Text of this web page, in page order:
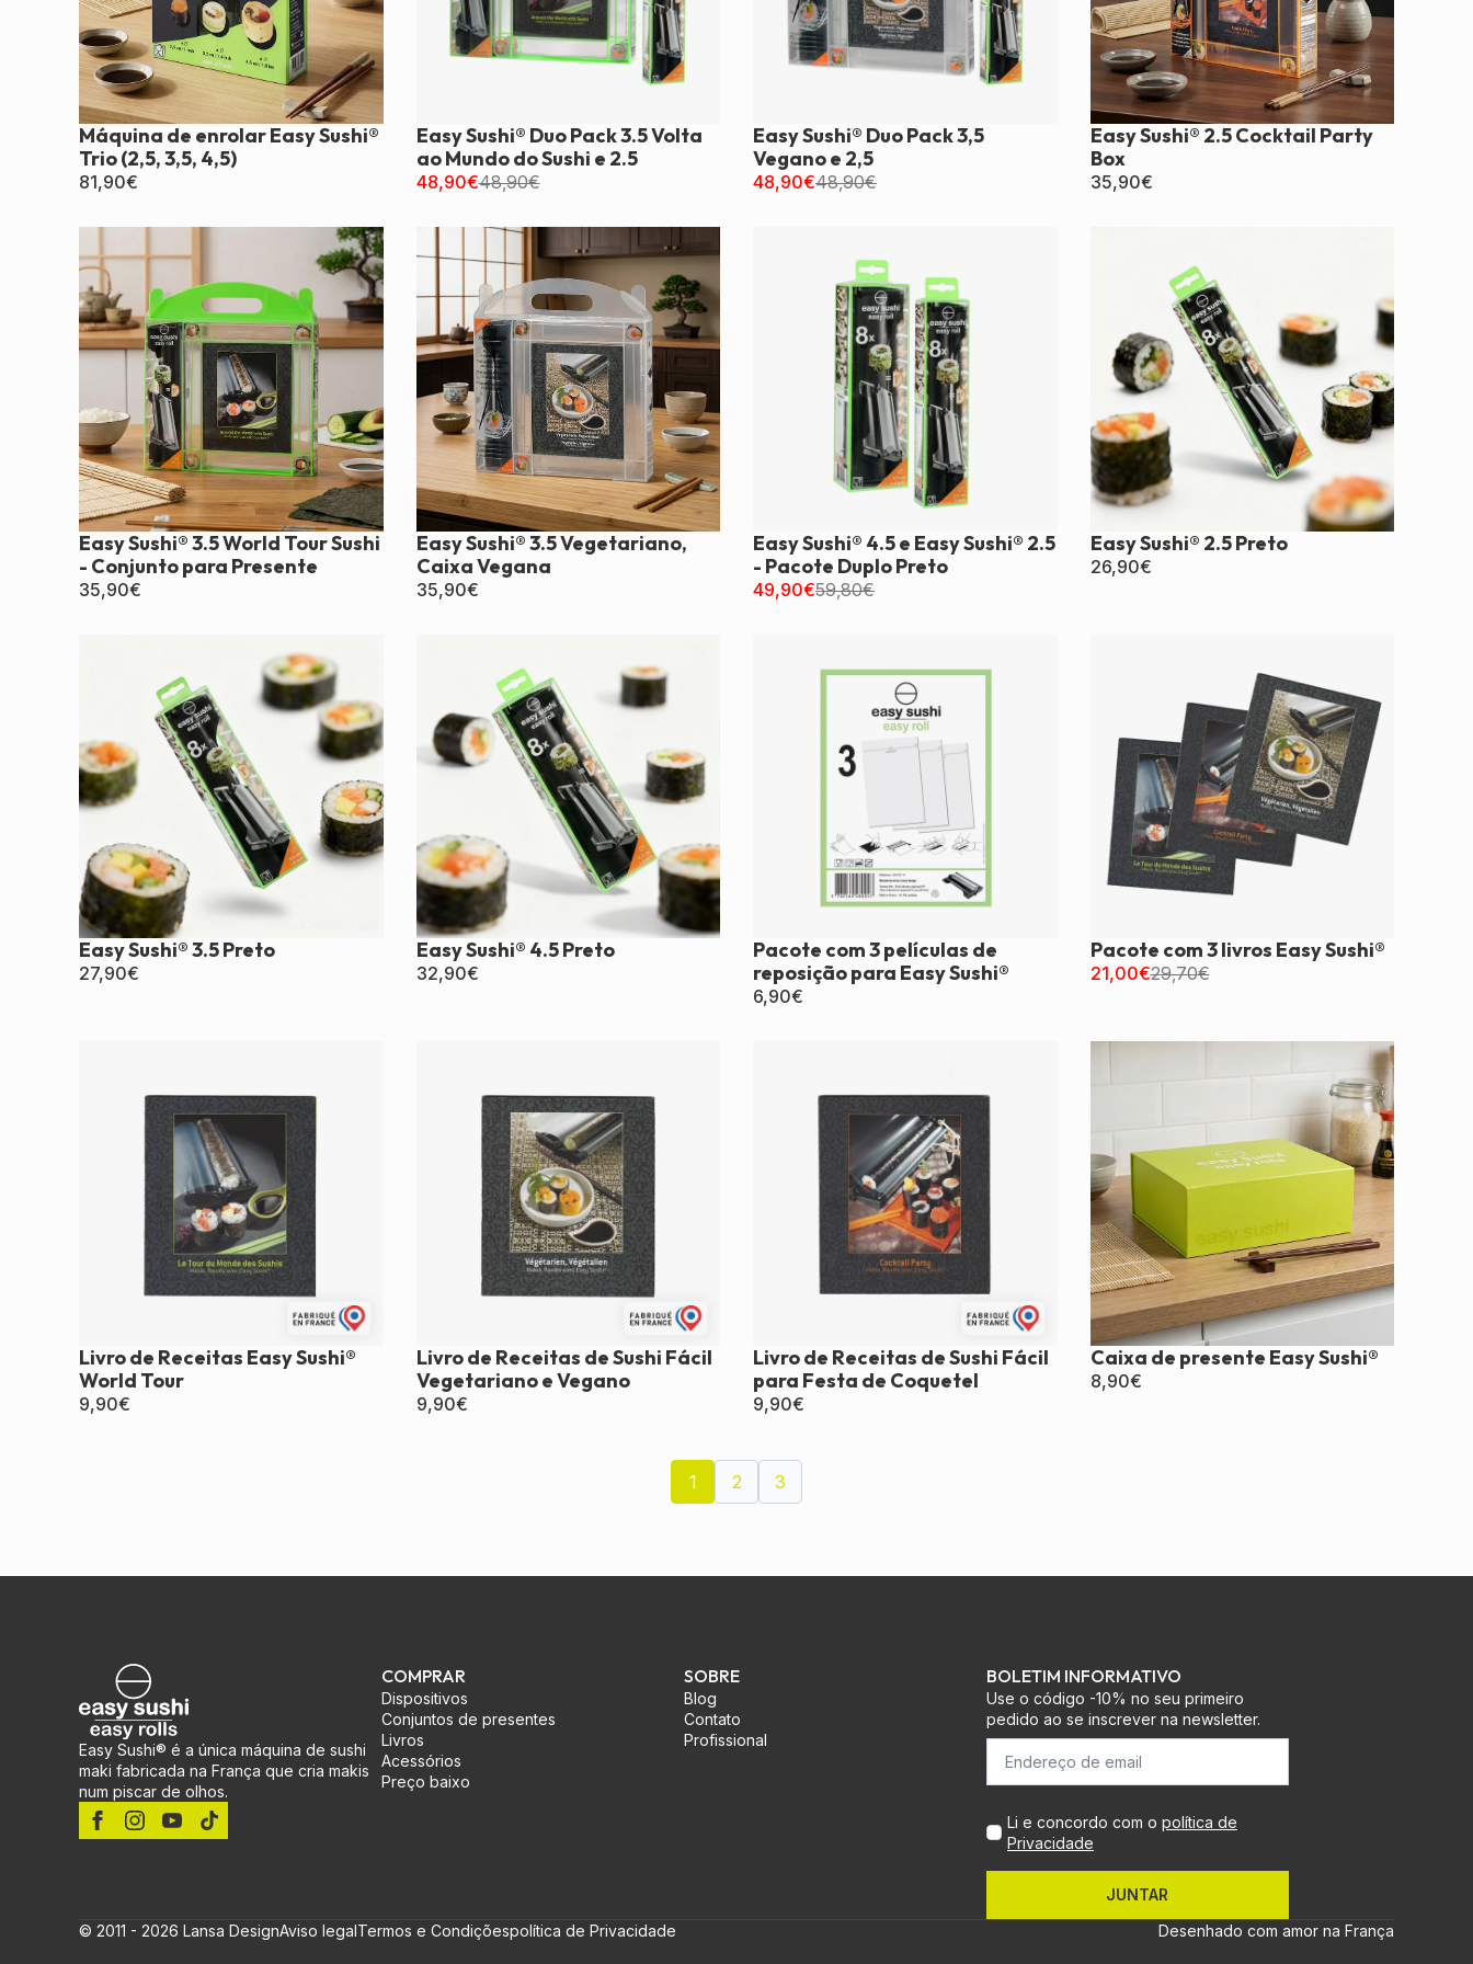
Máquina de enrolar Easy Sushi®
Trio (2,5, 3,5, 4,5)
81,90€
Easy Sushi® Duo Pack 3.5 Volta
ao Mundo do Sushi e 2.5
48,90€48,90€
Easy Sushi® Duo Pack 3,5
Vegano e 2,5
48,90€48,90€
Easy Sushi® 2.5 Cocktail Party
Box
35,90€
Easy Sushi® 3.5 World Tour Sushi
- Conjunto para Presente
35,90€
Easy Sushi® 3.5 Vegetariano,
Caixa Vegana
35,90€
Easy Sushi® 4.5 e Easy Sushi® 2.5
- Pacote Duplo Preto
49,90€59,80€
Easy Sushi® 2.5 Preto
26,90€
Easy Sushi® 3.5 Preto
27,90€
Easy Sushi® 4.5 Preto
32,90€
Pacote com 3 películas de
reposição para Easy Sushi®
6,90€
Pacote com 3 livros Easy Sushi®
21,00€29,70€
Livro de Receitas Easy Sushi®
World Tour
9,90€
Livro de Receitas de Sushi Fácil
Vegetariano e Vegano
9,90€
Livro de Receitas de Sushi Fácil
para Festa de Coquetel
9,90€
Caixa de presente Easy Sushi®
8,90€
1 2 3
Easy Sushi® é a única máquina de sushi
maki fabricada na França que cria makis
num piscar de olhos.
COMPRAR
Dispositivos
Conjuntos de presentes
Livros
Acessórios
Preço baixo
SOBRE
Blog
Contato
Profissional
BOLETIM INFORMATIVO
Use o código -10% no seu primeiro
pedido ao se inscrever na newsletter.
Li e concordo com o política de
Privacidade
JUNTAR
© 2011 - 2026 Lansa DesignAviso legalTermos e Condiçõespolítica de Privacidade Desenhado com amor na França